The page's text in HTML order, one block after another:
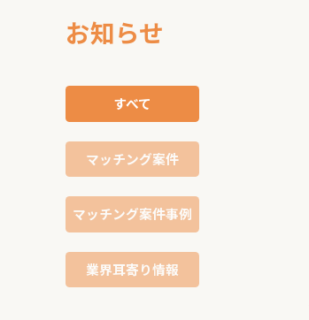
お知らせ
すべて
マッチング案件
マッチング案件事例
業界耳寄り情報